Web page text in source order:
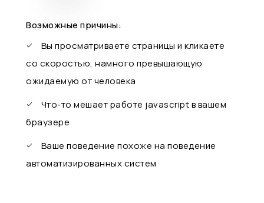
Возможные причины:
Вы просматриваете страницы и кликаете
со скоростью, намного превышающую
ожидаемую от человека
Что-то мешает работе javascript в вашем
браузере
Ваше поведение похоже на поведение
автоматизированных систем